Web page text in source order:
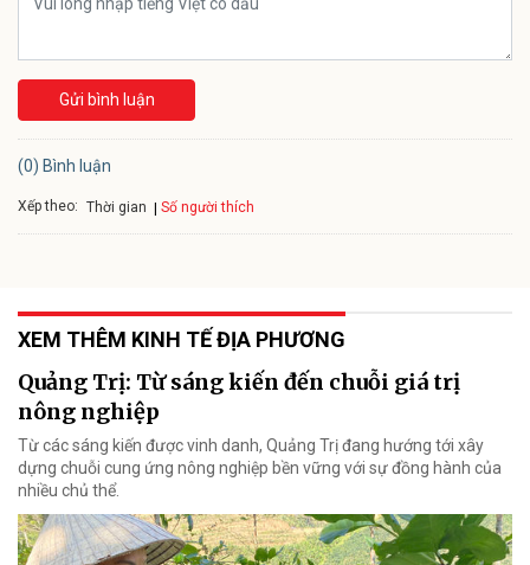
Gửi bình luận
(0) Bình luận
Xếp theo: Thời gian Số người thích
XEM THÊM KINH TẾ ĐỊA PHƯƠNG
Quảng Trị: Từ sáng kiến đến chuỗi giá trị
nông nghiệp
Từ các sáng kiến được vinh danh, Quảng Trị đang hướng tới xây
dựng chuỗi cung ứng nông nghiệp bền vững với sự đồng hành của
nhiều chủ thể.